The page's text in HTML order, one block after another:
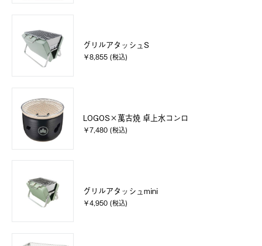
グリルアタッシュS
￥8,855 (税込)
LOGOS×萬古焼 卓上水コンロ
￥7,480 (税込)
グリルアタッシュmini
￥4,950 (税込)